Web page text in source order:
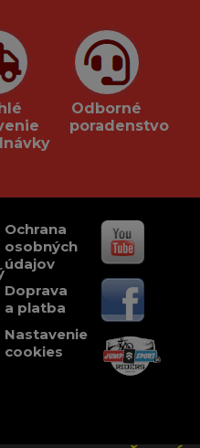
Odborné
poradenstvo
Ochrana
osobných
údajov
Doprava
a platba
Nastavenie
cookies